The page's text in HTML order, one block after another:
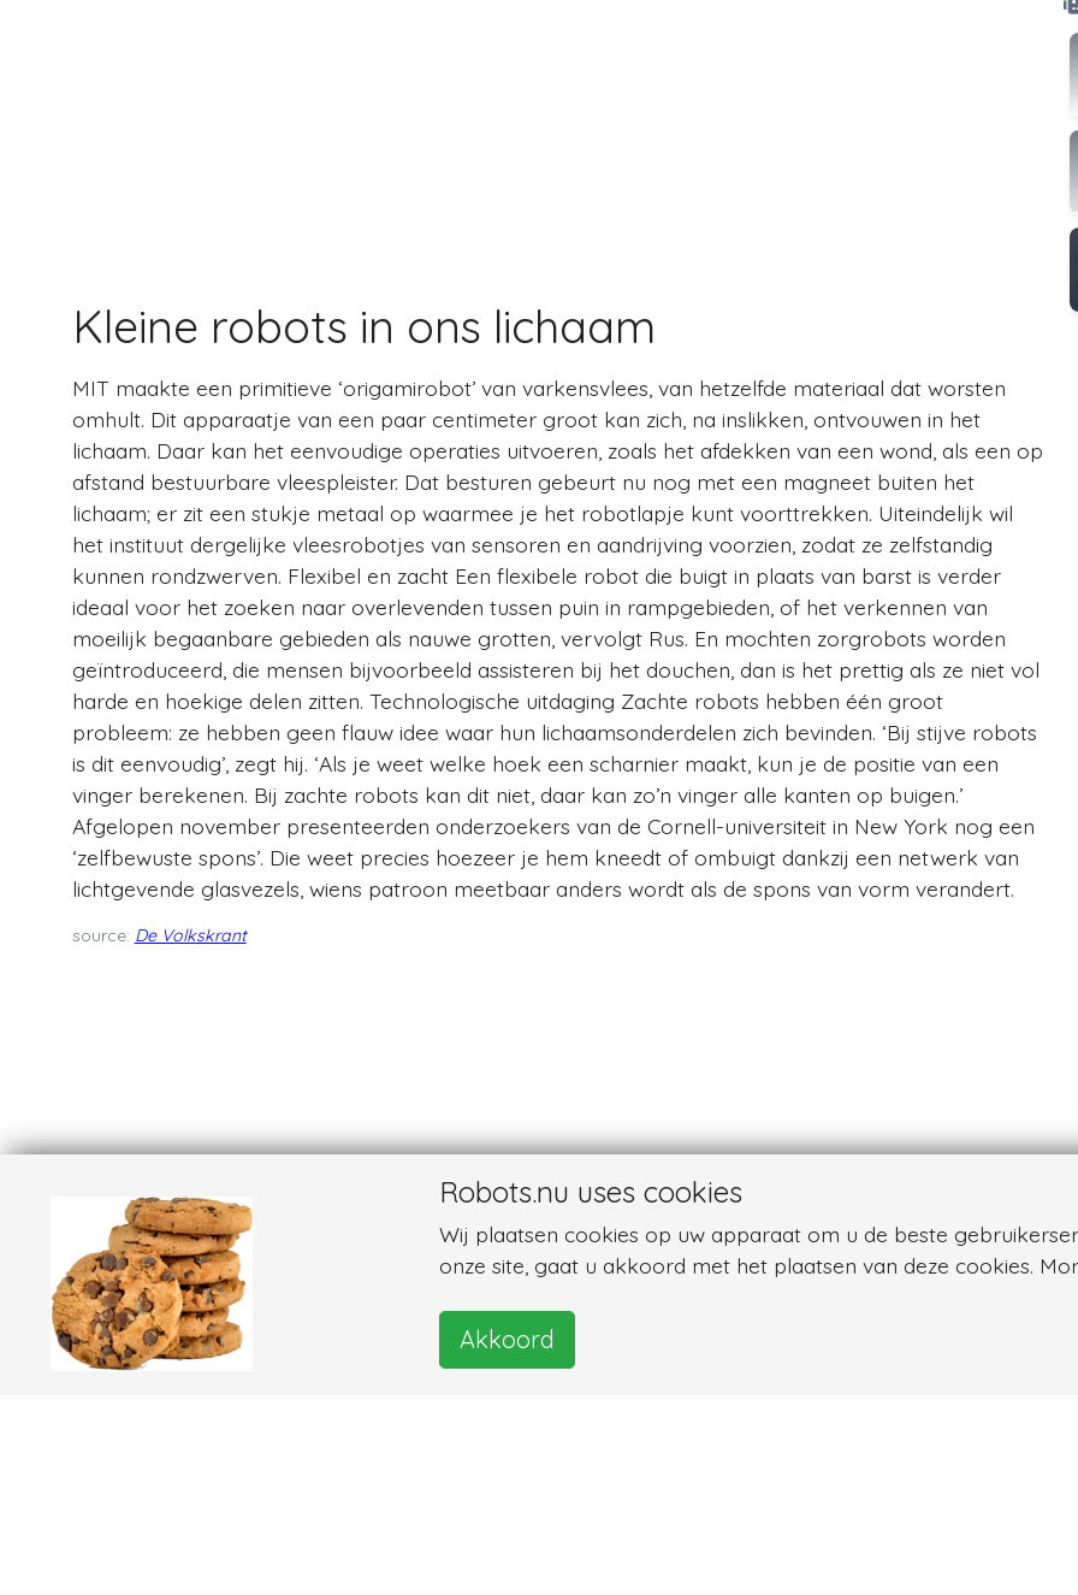
Kleine robots in ons lichaam
MIT maakte een primitieve ‘origamirobot’ van varkensvlees, van hetzelfde materiaal dat worsten
omhult. Dit apparaatje van een paar centimeter groot kan zich, na inslikken, ontvouwen in het
lichaam. Daar kan het eenvoudige operaties uitvoeren, zoals het afdekken van een wond, als een op
afstand bestuurbare vleespleister. Dat besturen gebeurt nu nog met een magneet buiten het
lichaam; er zit een stukje metaal op waarmee je het robotlapje kunt voorttrekken. Uiteindelijk wil
het instituut dergelijke vleesrobotjes van sensoren en aandrijving voorzien, zodat ze zelfstandig
kunnen rondzwerven. Flexibel en zacht Een flexibele robot die buigt in plaats van barst is verder
ideaal voor het zoeken naar overlevenden tussen puin in rampgebieden, of het verkennen van
moeilijk begaanbare gebieden als nauwe grotten, vervolgt Rus. En mochten zorgrobots worden
geïntroduceerd, die mensen bijvoorbeeld assisteren bij het douchen, dan is het prettig als ze niet vol
harde en hoekige delen zitten. Technologische uitdaging Zachte robots hebben één groot
probleem: ze hebben geen flauw idee waar hun lichaamsonderdelen zich bevinden. ‘Bij stijve robots
is dit eenvoudig’, zegt hij. ‘Als je weet welke hoek een scharnier maakt, kun je de positie van een
vinger berekenen. Bij zachte robots kan dit niet, daar kan zo’n vinger alle kanten op buigen.’
Afgelopen november presenteerden onderzoekers van de Cornell-universiteit in New York nog een
‘zelfbewuste spons’. Die weet precies hoezeer je hem kneedt of ombuigt dankzij een netwerk van
lichtgevende glasvezels, wiens patroon meetbaar anders wordt als de spons van vorm verandert.
source: De Volkskrant
Robots.nu uses cookies
Wij plaatsen cookies op uw apparaat om u de beste
onze site, gaat u akkoord met het plaatsen van deze cookies.
Akkoord